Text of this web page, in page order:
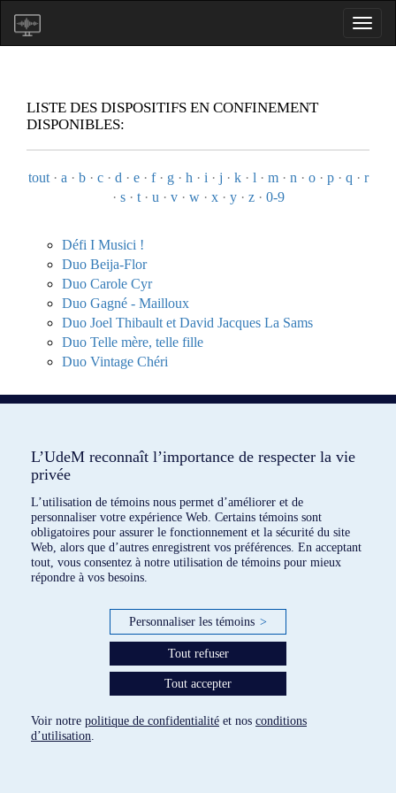
LISTE DES DISPOSITIFS EN CONFINEMENT
DISPONIBLES:
tout· a · b· c· d · e· f· g· h · i · j · k· l · m· n · o· p· q · r
· s· t· u · v· w· x· y· z· 0-9
Défi I Musici !
Duo Beija-Flor
Duo Carole Cyr
Duo Gagné - Mailloux
Duo Joel Thibault et David Jacques La Sams
Duo Telle mère, telle fille
Duo Vintage Chéri
7 dispositifs répertoriés
paramètres des témoins
L’UdeM reconnaît l’importance de respecter la vie
privée
L’utilisation de témoins nous permet d’améliorer et de
personnaliser votre expérience Web. Certains témoins sont
obligatoires pour assurer le fonctionnement et la sécurité du site
Web, alors que d’autres enregistrent vos préférences. En acceptant
tout, vous consentez à notre utilisation de témoins pour mieux
répondre à vos besoins.
Personnaliser les témoins >
Tout refuser
Tout accepter
Voir notre politique de confidentialité et nos conditions
d’utilisation.